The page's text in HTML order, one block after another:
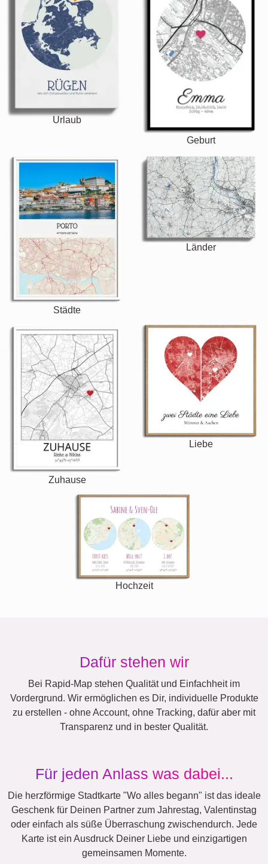
Urlaub
Geburt
Städte
Länder
Zuhause
Liebe
Hochzeit
Dafür stehen wir
Bei Rapid-Map stehen Qualität und Einfachheit im
Vordergrund. Wir ermöglichen es Dir, individuelle Produkte
zu erstellen - ohne Account, ohne Tracking, dafür aber mit
Transparenz und in bester Qualität.
Für jeden Anlass was dabei...
Die herzförmige Stadtkarte "Wo alles begann" ist das ideale
Geschenk für Deinen Partner zum Jahrestag, Valentinstag
oder einfach als süße Überraschung zwischendurch. Jede
Karte ist ein Ausdruck Deiner Liebe und einzigartigen
gemeinsamen Momente.